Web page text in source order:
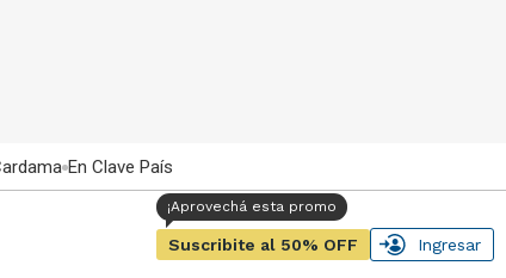
En Clave País
Suscribite al 50% OFF Ingresar